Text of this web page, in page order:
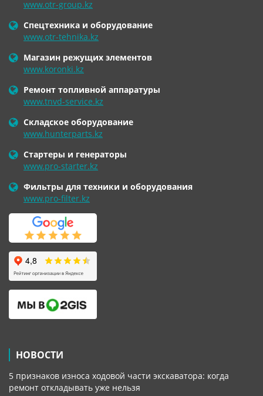
www.otr-group.kz
Спецтехника и оборудование
www.otr-tehnika.kz
Магазин режущих элементов
www.koronki.kz
Ремонт топливной аппаратуры
www.tnvd-service.kz
Складское оборудование
www.hunterparts.kz
Стартеры и генераторы
www.pro-starter.kz
Фильтры для техники и оборудования
www.pro-filter.kz
НОВОСТИ
5 признаков износа ходовой части экскаватора: когда
ремонт откладывать уже нельзя